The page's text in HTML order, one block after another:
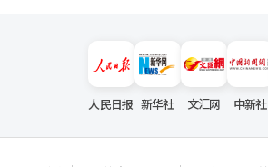
人民日报 新华社 文汇网 中新社